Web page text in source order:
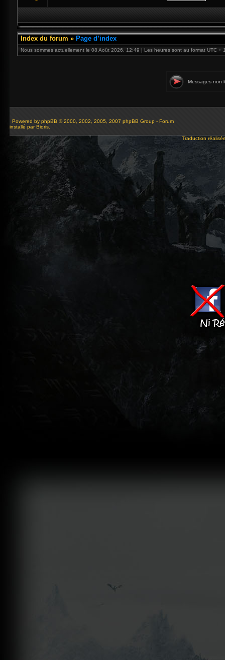
Index du forum » Page d’index
Nous sommes actuellement le 08 Août 2026, 12:49 | Les heures sont au format UTC +
Messages non
Powered by phpBB © 2000, 2002, 2005, 2007 phpBB Group - Forum
installé par Bioris.
Traduction